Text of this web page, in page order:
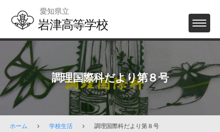
content
愛知県立
岩津高等学校 MENU
調理国際科だより第８号
ホーム 学校生活 調理国際科だより第８号